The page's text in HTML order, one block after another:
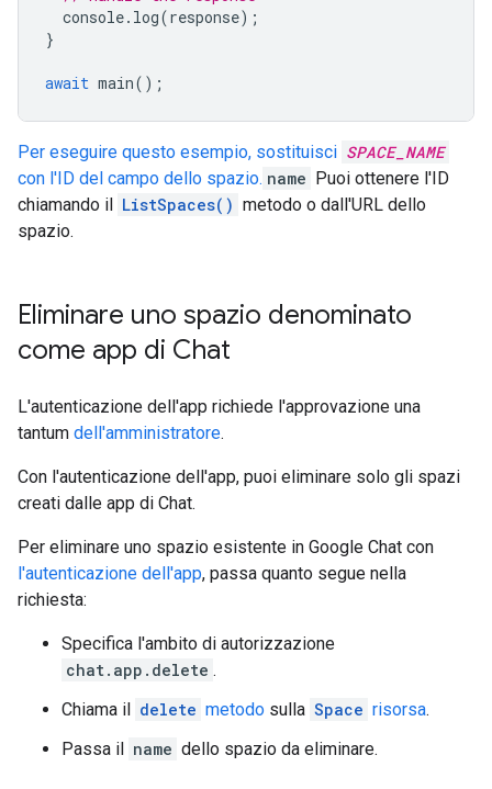
console. log(response);
}
await main();
Per eseguire questo esempio, sostituisci SPACE_NAME
con l'ID del campo dello spazio. name Puoi ottenere l'ID
chiamando il ListSpaces() metodo o dall'URL dello
spazio.
Eliminare uno spazio denominato
come app di Chat
L'autenticazione dell'app richiede l'approvazione una
tantum dell'amministratore.
Con l'autenticazione dell'app, puoi eliminare solo gli spazi
creati dalle app di Chat.
Per eliminare uno spazio esistente in Google Chat con
l'autenticazione dell'app, passa quanto segue nella
richiesta:
Specifica l'ambito di autorizzazione
chat.app.delete .
Chiama il delete metodo sulla Space risorsa.
Passa il name dello spazio da eliminare.